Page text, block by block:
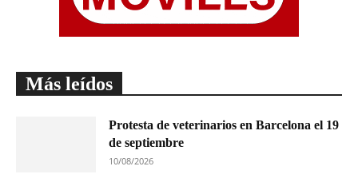
Más leídos
Protesta de veterinarios en Barcelona el 19
de septiembre
10/08/2026